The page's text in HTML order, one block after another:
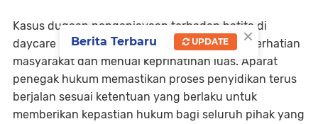
Kasus dugaan penganiayaan terhadap batita di
daycare Lamgugob ini sebelumnya menjadi perhatian
masyarakat dan menuai keprihatinan luas. Aparat
penegak hukum memastikan proses penyidikan terus
berjalan sesuai ketentuan yang berlaku untuk
memberikan kepastian hukum bagi seluruh pihak yang
×
Berita Terbaru UPDATE